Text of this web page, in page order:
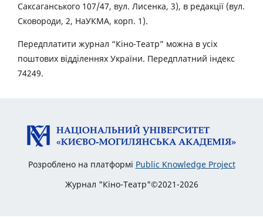
Саксаганського 107/47, вул. Лисенка, 3), в редакції (вул.
Сковороди, 2, НаУКМА, корп. 1).
Передплатити журнал “Кіно-Театр” можна в усіх
поштових відділеннях України. Передплатний індекс
74249.
Розроблено на платформі Public Knowledge Project
Журнал "Кіно-Театр"©2021-2026